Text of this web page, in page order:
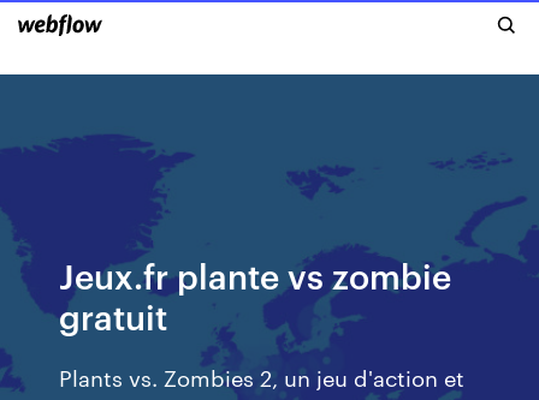
Jeux.fr plante vs zombie
gratuit
Plants vs. Zombies 2, un jeu d'action et